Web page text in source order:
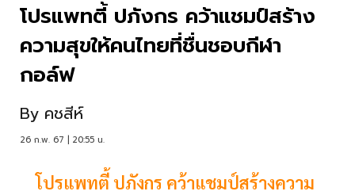
โปรแพทตี้ ปภังกร คว้าแชมป์สร้าง
ความสุขให้คนไทยที่ชื่นชอบกีฬา
กอล์ฟ
By คชสีห์
26 ก.พ. 67 | 20:55 น.
โปรแพทตี้ ปภังกร คว้าแชมป์สร้างความ